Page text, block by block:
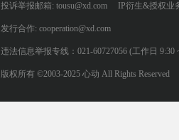
投诉举报邮箱: tousu@xd.com IP衍生&授权业
发行合作: cooperation@xd.com
违法信息举报专线：021-60727056 (工作日 9:30
版权所有 ©2003-2025 心动 All Rights Reserved